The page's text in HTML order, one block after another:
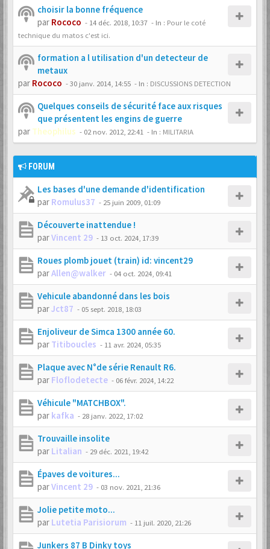
choisir la bonne fréquence
par Rococo - 14 déc. 2018, 10:37 - In : Pour le coté
technique du matos c'est ici.
formation a l utilisation d'un detecteur de
metaux
par Rococo -30 janv. 2014, 14:55 - In : DISCUSSIONS DETECTION
Quelques conseils de sécurité face aux risques
que présentent les engins de guerre
par Theophilus - 02 nov. 2012, 22:41 - In : MILITARIA
FORUM
Les bases d'une demande d'identification
par Romulus37 - 25 juin 2009, 01:09
Découverte inattendue !
parVincent 29 - 13 oct. 2024, 17:39
Roues plomb jouet (train) id: vincent29
parAllen@walker - 04 oct. 2024, 09:41
Vehicule abandonné dans les bois
parJct87 - 05 sept. 2018, 18:03
Enjoliveur de Simca 1300 année 60.
par Titiboucles - 11 avr. 2024, 05:35
Plaque avec N°de série Renault R6.
par Floflodetecte - 06 févr. 2024, 14:22
Véhicule "MATCHBOX".
par kafka - 28 janv. 2022, 17:02
Trouvaille insolite
par Litalian - 29 déc. 2021, 19:42
Épaves de voitures...
parVincent 29 - 03 nov. 2021, 21:36
Jolie petite moto...
par Lutetia Parisiorum - 11 juil. 2020, 21:26
Junkers 87 B Dinky toys